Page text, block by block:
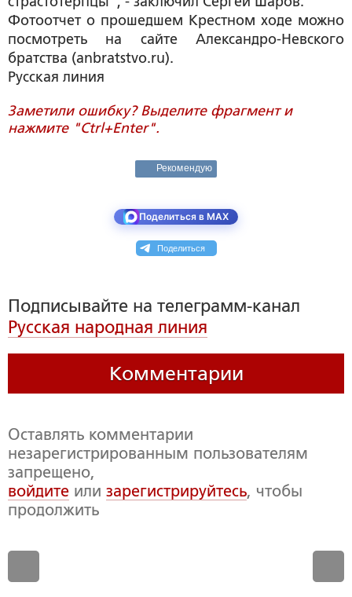
Фотоотчет о прошедшем Крестном ходе можно
посмотреть на сайте Александро-Невского
братства (anbratstvo.ru).
Русская линия
Заметили ошибку? Выделите фрагмент и
нажмите "Ctrl+Enter".
Рекомендую
Поделиться в MAX
Поделиться
Подписывайте на телеграмм-канал
Русская народная линия
Комментарии
Оставлять комментарии
незарегистрированным пользователям
запрещено,
войдите или зарегистрируйтесь, чтобы
продолжить